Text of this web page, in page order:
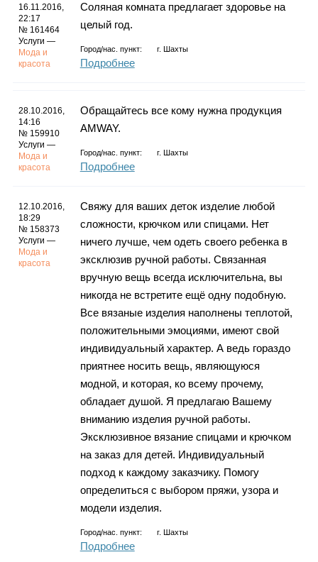
16.11.2016,
22:17
№ 161464
Услуги —
Мода и
красота
Соляная комната предлагает здоровье на
целый год.
Город/нас. пункт: г. Шахты
Подробнее
28.10.2016,
14:16
№ 159910
Услуги —
Мода и
красота
Обращайтесь все кому нужна продукция
AMWAY.
Город/нас. пункт: г. Шахты
Подробнее
12.10.2016,
18:29
№ 158373
Услуги —
Мода и
красота
Свяжу для ваших деток изделие любой
сложности, крючком или спицами. Нет
ничего лучше, чем одеть своего ребенка в
эксклюзив ручной работы. Связанная
вручную вещь всегда исключительна, вы
никогда не встретите ещё одну подобную.
Все вязаные изделия наполнены теплотой,
положительными эмоциями, имеют свой
индивидуальный характер. А ведь гораздо
приятнее носить вещь, являющуюся
модной, и которая, ко всему прочему,
обладает душой. Я предлагаю Вашему
вниманию изделия ручной работы.
Эксклюзивное вязание спицами и крючком
на заказ для детей. Индивидуальный
подход к каждому заказчику. Помогу
определиться с выбором пряжи, узора и
модели изделия.
Город/нас. пункт: г. Шахты
Подробнее